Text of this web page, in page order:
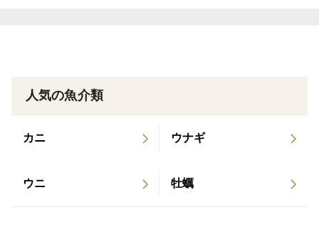
生モノですのでお早めにお召し上がりさ下さい。
保存方法 冷蔵庫で保存
人気の魚介類
カニ ウナギ
ウニ 牡蠣